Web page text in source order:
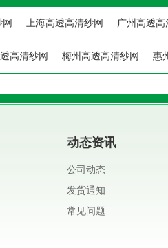
上海高透高清纱网 广州高透高
高清纱网 梅州高透高清纱网 惠
动态资讯
公司动态
发货通知
常见问题